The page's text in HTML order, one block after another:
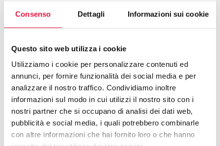
Consenso Dettagli Informazioni sui cookie
Questo sito web utilizza i cookie
Utilizziamo i cookie per personalizzare contenuti ed
annunci, per fornire funzionalità dei social media e per
analizzare il nostro traffico. Condividiamo inoltre
informazioni sul modo in cui utilizzi il nostro sito con i
nostri partner che si occupano di analisi dei dati web,
pubblicità e social media, i quali potrebbero combinarle
con altre informazioni che hai fornito loro o che hanno
Opzione Ramo d'Azienda: la proprietà offre inoltre la
prezzo attualmente richiesto.
La zona: Castellina Marittima è un piccolo borgo sulla
Costa degli Etruschi, poco distante dal mare, immerso in
un piacevole paesaggio fatto di macchia mediterranea,
ulivi e viti. Castellina offre una meravigliosa vista sulle
isole dell’arcipelago toscano: l’Elba, la Capraia, la
Gorgona. Il borgo si trova a 40 km dal Porto di Livorno
ed a circa 60 km dall’Aeroporto di Pisa.